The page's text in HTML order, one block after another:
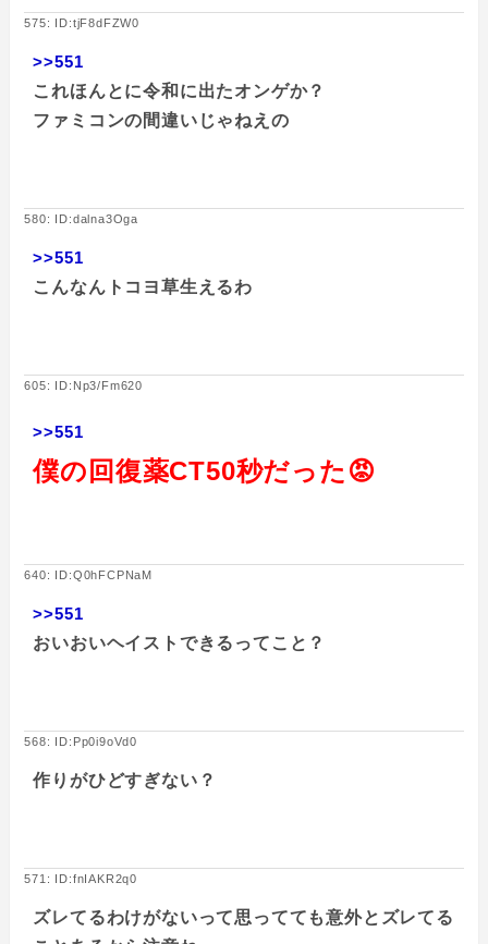
575: ID:tjF8dFZW0
>>551
これほんとに令和に出たオンゲか？
ファミコンの間違いじゃねえの
580: ID:dalna3Oga
>>551
こんなんトコヨ草生えるわ
605: ID:Np3/Fm620
>>551
僕の回復薬CT50秒だった😡
640: ID:Q0hFCPNaM
>>551
おいおいヘイストできるってこと？
568: ID:Pp0i9oVd0
作りがひどすぎない？
571: ID:fnIAKR2q0
ズレてるわけがないって思ってても意外とズレてる